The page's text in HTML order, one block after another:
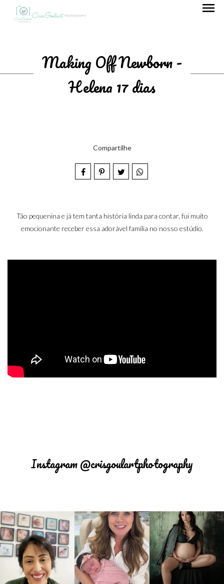
menu
Making Off Newborn -
Helena 17 dias
Compartilhe
Tão pequenina e já tem tanta história linda para contar, fui muito
emocionante receber essa adorável família no nosso estúdio.
Instagram @crisgoulartphotography